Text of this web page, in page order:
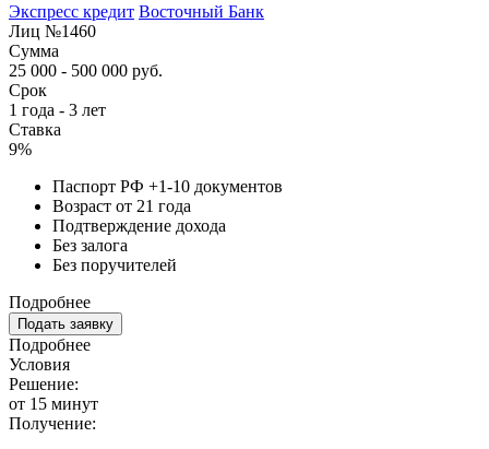
Экспресс кредит Восточный Банк
Лиц №1460
Сумма
25 000 - 500 000 руб.
Срок
1 года - 3 лет
Ставка
9%
Паспорт РФ +1-10 документов
Возраст от 21 года
Подтверждение дохода
Без залога
Без поручителей
Подробнее
Подать заявку
Подробнее
Условия
Решение:
от 15 минут
Получение: